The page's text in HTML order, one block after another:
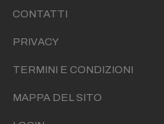
CONTATTI
PRIVACY
TERMINI E CONDIZIONI
MAPPA DEL SITO